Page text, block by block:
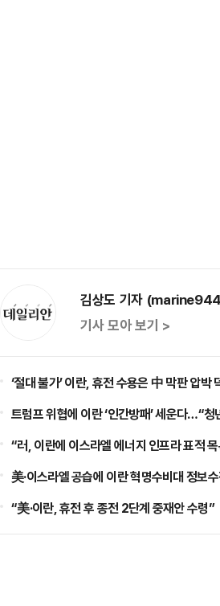
김상도 기자
기사 모아 보기 >
‘절대 불가’ 이란, 휴전 수용은 中 막판 압박
트럼프 위협에 이란 ‘인간방패’ 세운다…“
“러, 이란에 이스라엘 에너지 인프라 표적
美·이스라엘 공습에 이란 혁명수비대 정보
“美·이란, 휴전 후 종전 2단계 중재안 수령”